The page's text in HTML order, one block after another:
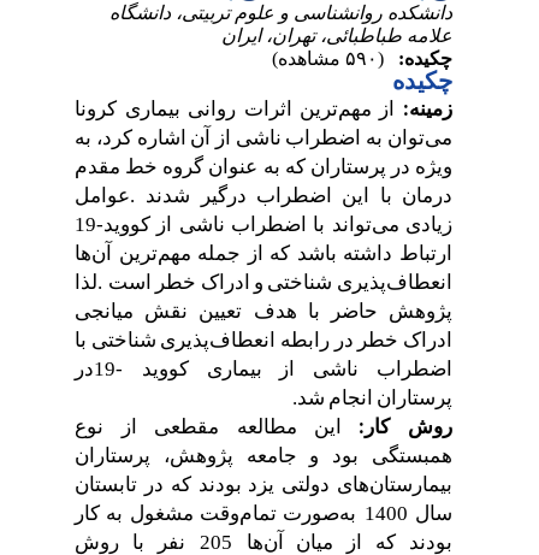
دانشکده روانشناسی و علوم تربیتی، دانشگاه
علامه طباطبائی، تهران، ایران
چکیده:
چکیده
زمینه: از مهمترین اثرات روانی بیماری کرونا
میتوان بهاضطرابناشی از آن اشاره کرد،به
ویژه در پرستاران که به عنوان گروه خط مقدم
درمان با این اضطراب درگیر شدند. عوامل
زیادی میتواند با اضطراب ناشی از کووید19-
ارتباط داشته باشد که از جمله مهمترین آنها
انعطاف پذیریشناختی و ادراک خطراست.لذا
پژوهش
حاضر هدف تعیین نقش میانجی
ادراک خطردررابطهانعطافپذیریشناختی با
اضطراب
ناشی بیماری کووید19-در
پرستارانانجامشد.
روش کار: این مطالعه مقطعی
نوع
همبستگی
بود جامعه پژوهش،
پرستاران
بیمارستانهای دولتی یزد بودند که در
تابستان
سال1400بهصورت تماموقت مشغول به کار
بودند
که میان آنها205 نفر
روش